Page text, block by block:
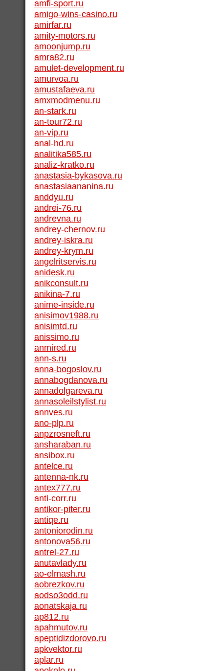
amfi-sport.ru
amigo-wins-casino.ru
amirfar.ru
amity-motors.ru
amoonjump.ru
amra82.ru
amulet-development.ru
amurvoa.ru
amustafaeva.ru
amxmodmenu.ru
an-stark.ru
an-tour72.ru
an-vip.ru
anal-hd.ru
analitika585.ru
analiz-kratko.ru
anastasia-bykasova.ru
anastasiaananina.ru
anddyu.ru
andrei-76.ru
andrevna.ru
andrey-chernov.ru
andrey-iskra.ru
andrey-krym.ru
angelritservis.ru
anidesk.ru
anikconsult.ru
anikina-7.ru
anime-inside.ru
anisimov1988.ru
anisimtd.ru
anissimo.ru
anmired.ru
ann-s.ru
anna-bogoslov.ru
annabogdanova.ru
annadolgareva.ru
annasoleilstylist.ru
annves.ru
ano-plp.ru
anpzrosneft.ru
ansharaban.ru
ansibox.ru
antelce.ru
antenna-nk.ru
antex777.ru
anti-corr.ru
antikor-piter.ru
antiqe.ru
antoniorodin.ru
antonova56.ru
antrel-27.ru
anutavlady.ru
ao-elmash.ru
aobrezkov.ru
aodso3odd.ru
aonatskaja.ru
ap812.ru
apahmutov.ru
apeptidizdorovo.ru
apkvektor.ru
aplar.ru